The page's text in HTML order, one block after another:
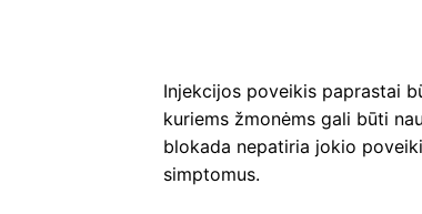
Injekcijos poveikis paprastai
kuriems žmonėms gali būti
blokada nepatiria jokio
simptomus.